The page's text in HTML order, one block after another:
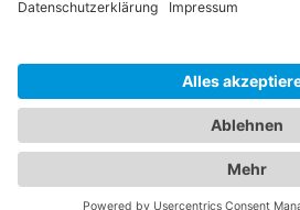
NEWSLETTER